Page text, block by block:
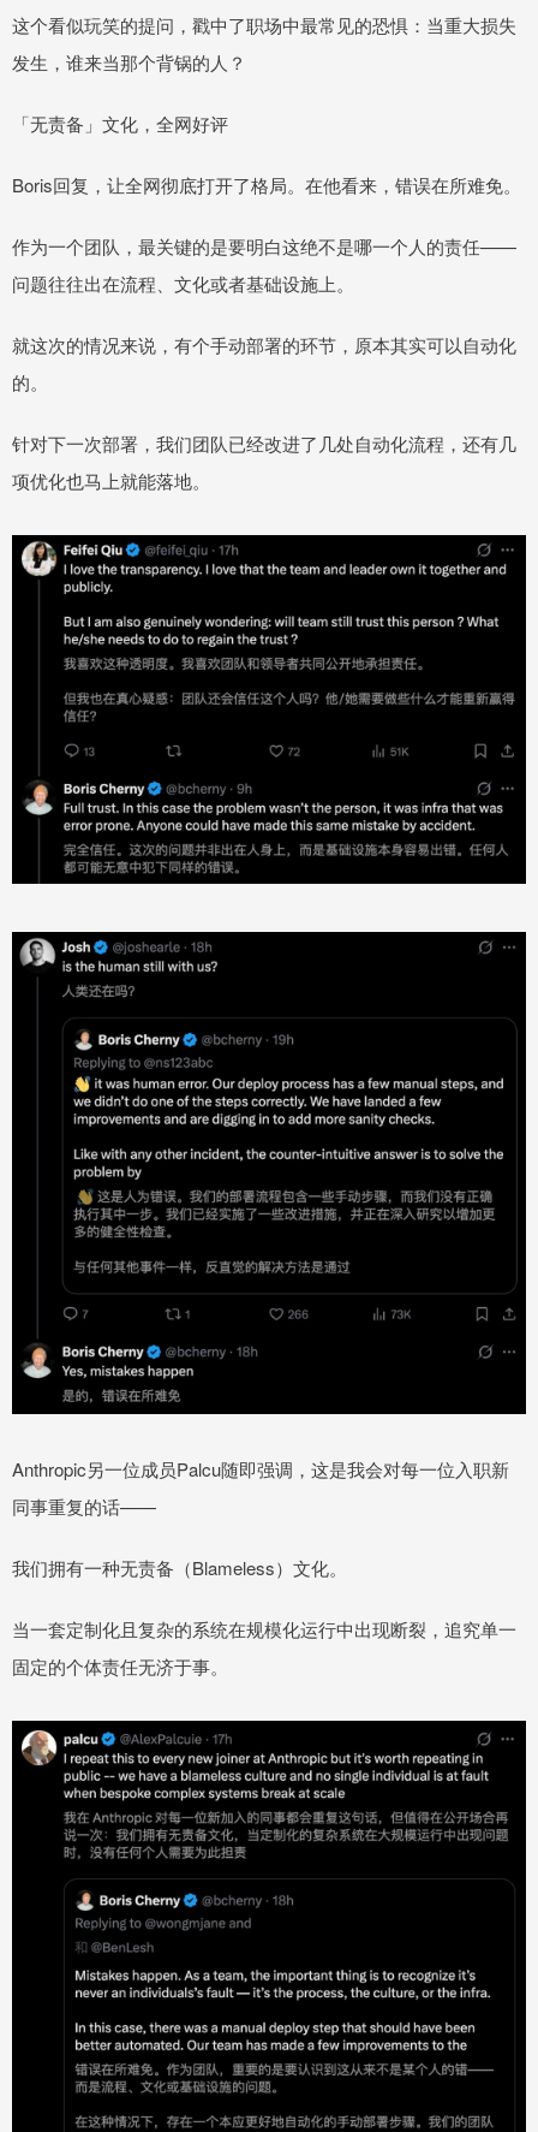
这个看似玩笑的提问，戳中了职场中最常见的恐惧：当重大损失
发生，谁来当那个背锅的人？
「无责备」文化，全网好评
Boris回复，让全网彻底打开了格局。在他看来，错误在所难免。
作为一个团队，最关键的是要明白这绝不是哪一个人的责任——
问题往往出在流程、文化或者基础设施上。
就这次的情况来说，有个手动部署的环节，原本其实可以自动化
的。
针对下一次部署，我们团队已经改进了几处自动化流程，还有几
项优化也马上就能落地。
Anthropic另一位成员Palcu随即强调，这是我会对每一位入职新
同事重复的话——
我们拥有一种无责备（Blameless）文化。
当一套定制化且复杂的系统在规模化运行中出现断裂，追究单一
固定的个体责任无济于事。